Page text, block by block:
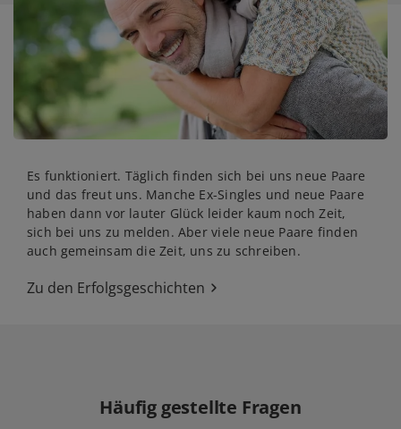
Es funktioniert. Täglich finden sich bei uns neue Paare
und das freut uns. Manche Ex-Singles und neue Paare
haben dann vor lauter Glück leider kaum noch Zeit,
sich bei uns zu melden. Aber viele neue Paare finden
auch gemeinsam die Zeit, uns zu schreiben.
Zu den Erfolgsgeschichten
Häufig gestellte Fragen